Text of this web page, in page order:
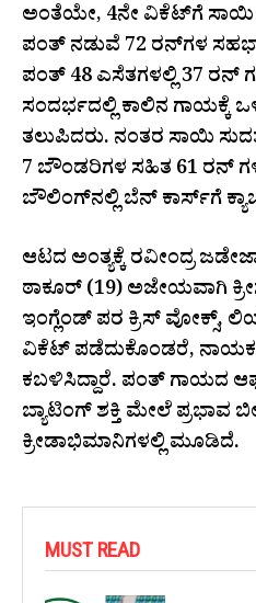
ಅಂತೆಯೇ, 4ನೇ ವಿಕೆಟ್‌ಗೆ
ಪಂತ್ ನಡುವೆ 72 ರನ್‌ಗಳ
ಪಂತ್ 48 ಎಸೆತಗಳಲ್ಲಿ 37 ರನ್
ಸಂದರ್ಭದಲ್ಲಿ ಕಾಲಿನ
ತಲುಪಿದರು. ನಂತರ ಸಾಯಿ
7 ಬೌಂಡರಿಗಳ ಸಹಿತ 61 ರನ್
ಬೌಲಿಂಗ್‌ನಲ್ಲಿ ಬೆನ್ ಕಾರ್ಸ್‌ಗೆ
ಆಟದ ಅಂತ್ಯಕ್ಕೆ ರವೀಂದ್ರ
ಠಾಕೂರ್ (19) ಅಜೇಯವಾಗಿ
ಇಂಗ್ಲೆಂಡ್ ಪರ ಕ್ರಿಸ್ ವೋಕ್ಸ್,
ವಿಕೆಟ್ ಪಡೆದುಕೊಂಡರೆ, ನಾಯಕ
ಕಬಳಿಸಿದ್ದಾರೆ. ಪಂತ್ ಗಾಯದ
ಬ್ಯಾಟಿಂಗ್ ಶಕ್ತಿ ಮೇಲೆ ಪ್ರಭಾವ
ಕ್ರೀಡಾಭಿಮಾನಿಗಳಲ್ಲಿ ಮೂಡಿದೆ.
MUST READ